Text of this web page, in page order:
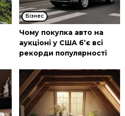
Бізнес
Чому покупка авто на
аукціоні у США б’є всі
рекорди популярності